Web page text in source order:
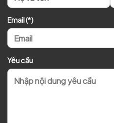
Email (*)
Yêu cầu